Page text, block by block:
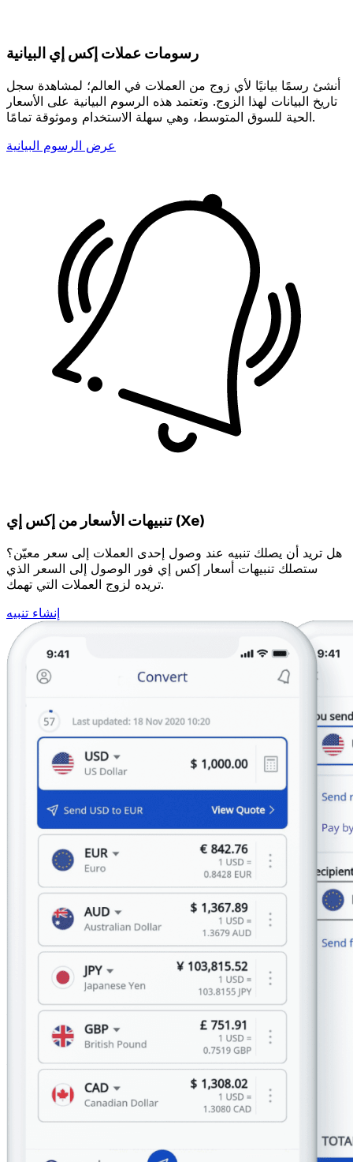
رسومات عملات إكس إي البيانية
أنشئ رسمًا بيانيًا لأي زوج من العملات في العالم؛ لمشاهدة سجل
تاريخ البيانات لهذا الزوج. وتعتمد هذه الرسوم البيانية على الأسعار
الحية للسوق المتوسط، وهي سهلة الاستخدام وموثوقة تمامًا.
عرض الرسوم البيانية
تنبيهات الأسعار من إكس إي (Xe)
هل تريد أن يصلك تنبيه عند وصول إحدى العملات إلى سعر معيّن؟
ستصلك تنبيهات أسعار إكس إي فور الوصول إلى السعر الذي
تريده لزوج العملات التي تهمك.
إنشاء تنبيه